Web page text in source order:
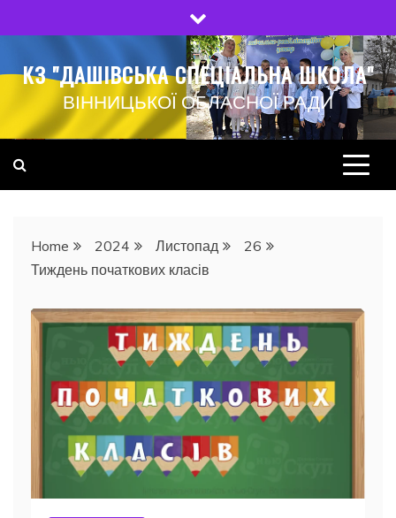
to
КЗ "ДАШІВСЬКА СПЕЦІАЛЬНА ШКОЛА"
ВІННИЦЬКОЇ ОБЛАСНОЇ РАДИ
Home 2024 Листопад
26
Тиждень початкових класів